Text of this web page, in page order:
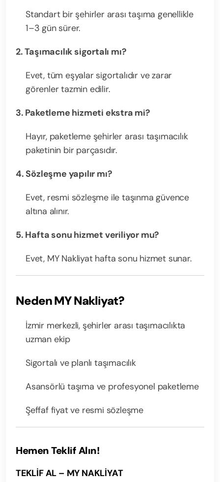
Standart bir şehirler arası taşıma genellikle
1–3 gün sürer.
2. Taşımacılık sigortalı mı?
Evet, tüm eşyalar sigortalıdır ve zarar
görenler tazmin edilir.
3. Paketleme hizmeti ekstra mi?
Hayır, paketleme şehirler arası taşımacılık
paketinin bir parçasıdır.
4. Sözleşme yapılır mı?
Evet, resmi sözleşme ile taşınma güvence
altına alınır.
5. Hafta sonu hizmet veriliyor mu?
Evet, MY Nakliyat hafta sonu hizmet sunar.
Neden MY Nakliyat?
İzmir merkezli, şehirler arası taşımacılıkta
uzman ekip
Sigortalı ve planlı taşımacılık
Asansörlü taşıma ve profesyonel paketleme
Şeffaf fiyat ve resmi sözleşme
Hemen Teklif Alın!
TEKLİF AL – MY NAKLİYAT